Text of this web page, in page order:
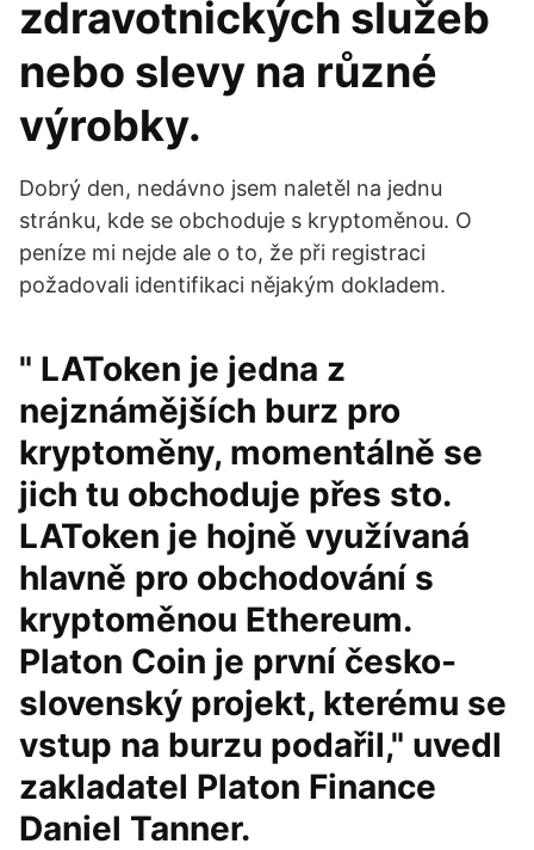
zdravotnických služeb
nebo slevy na různé
výrobky.
Dobrý den, nedávno jsem naletěl na jednu
stránku, kde se obchoduje s kryptoměnou. O
peníze mi nejde ale o to, že při registraci
požadovali identifikaci nějakým dokladem.
" LAToken je jedna z
nejznámějších burz pro
kryptoměny, momentálně se
jich tu obchoduje přes sto.
LAToken je hojně využívaná
hlavně pro obchodování s
kryptoměnou Ethereum.
Platon Coin je první česko-
slovenský projekt, kterému se
vstup na burzu podařil," uvedl
zakladatel Platon Finance
Daniel Tanner.